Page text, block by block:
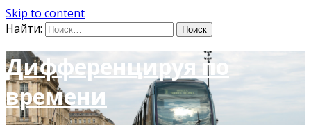
Skip to content
Найти:
Дифференцируя по
времени